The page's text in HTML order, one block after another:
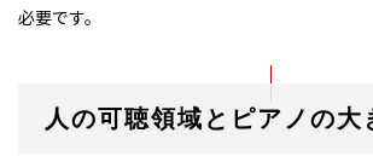
必要です。
人の可聴領域とピアノの大